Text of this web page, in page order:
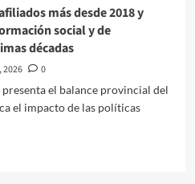
más desde 2018 y
social y de
décadas
2026
0
el balance provincial del
el impacto de las políticas